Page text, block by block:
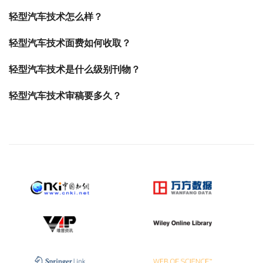
轻型汽车技术怎么样？
轻型汽车技术面费如何收取？
轻型汽车技术是什么级别刊物？
轻型汽车技术审稿要多久？